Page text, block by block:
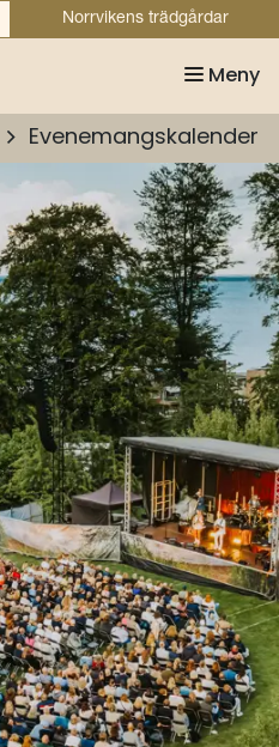
Norrvikens trädgårdar
Meny
Evenemangskalender